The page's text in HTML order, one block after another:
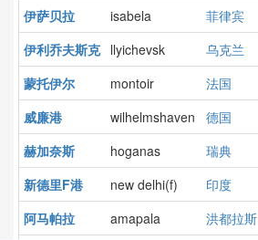
伊萨贝拉
isabela 菲律宾
伊利乔夫斯克 llyichevsk 乌克兰
蒙托伊尔
montoir 法国
威廉港
wilhelmshaven 德国
赫加奈斯
hoganas 瑞典
新德里F港
new delhi(f) 印度
阿马帕拉
amapala 洪都拉斯